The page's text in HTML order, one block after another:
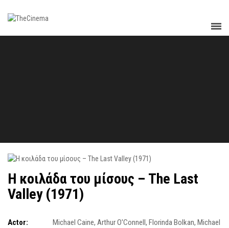
Η κοιλάδα του μίσους – The Last
Valley (1971)
Actor: Michael Caine, Arthur O'Connell, Florinda Bolkan, Michael